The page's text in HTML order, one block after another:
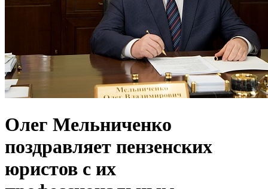
Олег Мельниченко
поздравляет пензенских
юристов с их